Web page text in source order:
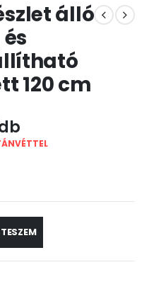
álló
120 cm